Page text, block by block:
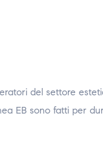
del settore
EB sono fatti per